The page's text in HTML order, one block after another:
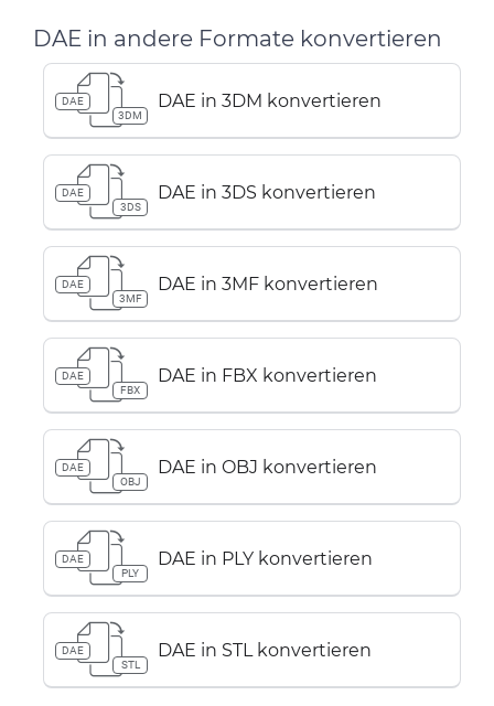
DAE in andere Formate konvertieren
DAE
3DM
DAE in 3DM konvertieren
DAE
3DS
DAE in 3DS konvertieren
DAE
3MF
DAE in 3MF konvertieren
DAE
FBX
DAE in FBX konvertieren
DAE
OBJ
DAE in OBJ konvertieren
DAE
PLY
DAE in PLY konvertieren
DAE
STL
DAE in STL konvertieren